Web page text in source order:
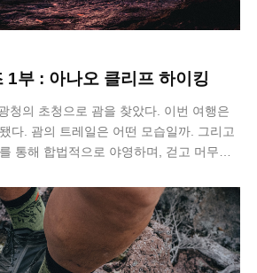
1부 : 아나오 클리프 하이킹
청의 초청으로 괌을 찾았다. 이번 여행은
다. 괌의 트레일은 어떤 모습일까. 그리고
통해 합법적으로 야영하며, 걷고 머무는